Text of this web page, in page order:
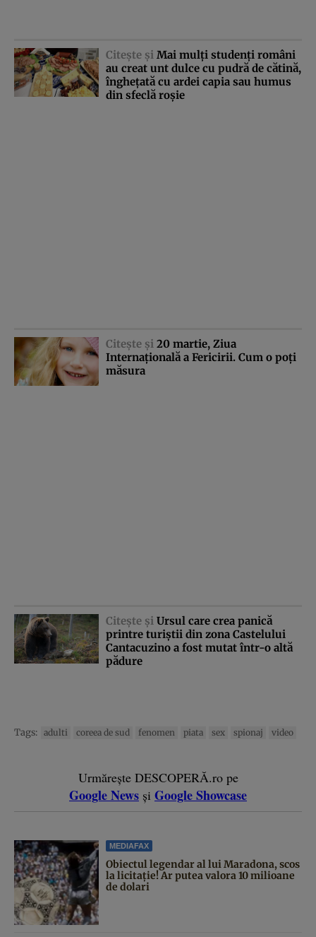
Citeşte şi Mai mulţi studenţi români
au creat unt dulce cu pudră de cătină,
îngheţată cu ardei capia sau humus
din sfeclă roşie
Citeşte şi 20 martie, Ziua
Internaţională a Fericirii. Cum o poţi
măsura
Citeşte şi Ursul care crea panică
printre turiştii din zona Castelului
Cantacuzino a fost mutat într-o altă
pădure
Tags: adulti coreea de sud fenomen piata sex spionaj video
Urmărește DESCOPERĂ.ro pe
Google News și Google Showcase
MEDIAFAX
Obiectul legendar al lui Maradona, scos
la licitație! Ar putea valora 10 milioane
de dolari